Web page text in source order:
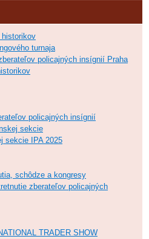
historikov
turnaja
policajných insígnií Praha
policajných insígnií
sekcie
sekcie IPA 2025
schôdze a kongresy
zberateľov policajných
TRADER SHOW